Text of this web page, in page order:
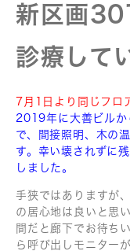
新区画
診療して
7月1日より同じフロ
2019年に大善ビルか
で、間接照明、木の
す。幸い壊されずに
しました。
手狭ではありますが
の居心地は良いと思
間だと廊下でお待ち
ら呼び出しモニター